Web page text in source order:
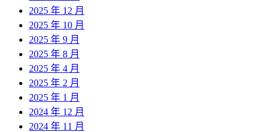
2025 年 12 月
2025 年 10 月
2025 年 9 月
2025 年 8 月
2025 年 4 月
2025 年 2 月
2025 年 1 月
2024 年 12 月
2024 年 11 月